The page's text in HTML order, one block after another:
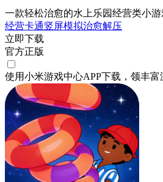
一款轻松治愈的水上乐园经营类小游
经营卡通竖屏模拟治愈解压
立即下载
官方正版
使用小米游戏中心APP下载 ，领丰